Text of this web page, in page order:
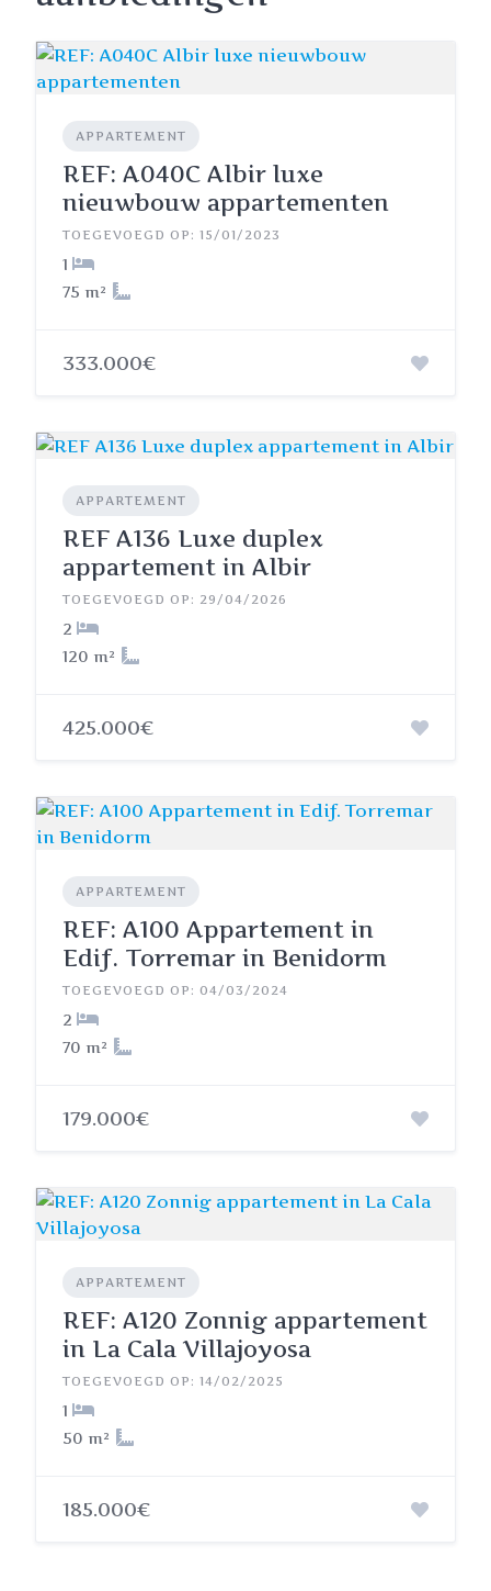
APPARTEMENT
REF: A040C Albir luxe
nieuwbouw appartementen
TOEGEVOEGD OP: 15/01/2023
1
75 m²
333.000€
APPARTEMENT
REF A136 Luxe duplex
appartement in Albir
TOEGEVOEGD OP: 29/04/2026
2
120 m²
425.000€
APPARTEMENT
REF: A100 Appartement in
Edif. Torremar in Benidorm
TOEGEVOEGD OP: 04/03/2024
2
70 m²
179.000€
APPARTEMENT
REF: A120 Zonnig appartement
in La Cala Villajoyosa
TOEGEVOEGD OP: 14/02/2025
1
50 m²
185.000€